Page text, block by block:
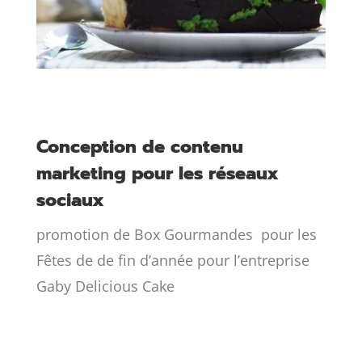
Conception de contenu
marketing pour les réseaux
sociaux
promotion de Box Gourmandes pour les
Fêtes de de fin d’année pour l’entreprise
Gaby Delicious Cake